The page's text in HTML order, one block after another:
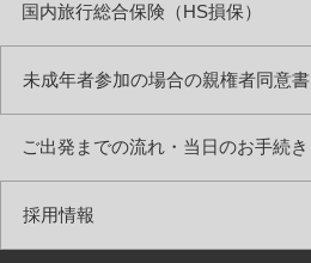
国内旅行総合保険（HS損保）
未成年者参加の場合の親権者同意書
ご出発までの流れ・当日のお手続き
採用情報